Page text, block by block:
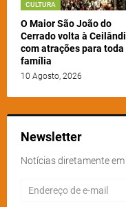
CULTURA
O Maior São João do
Cerrado volta à
com atrações para toda
família
10 Agosto, 2026
Newsletter
Notícias diretamente em